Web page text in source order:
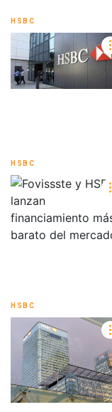
HSBC
HSBC
HSBC